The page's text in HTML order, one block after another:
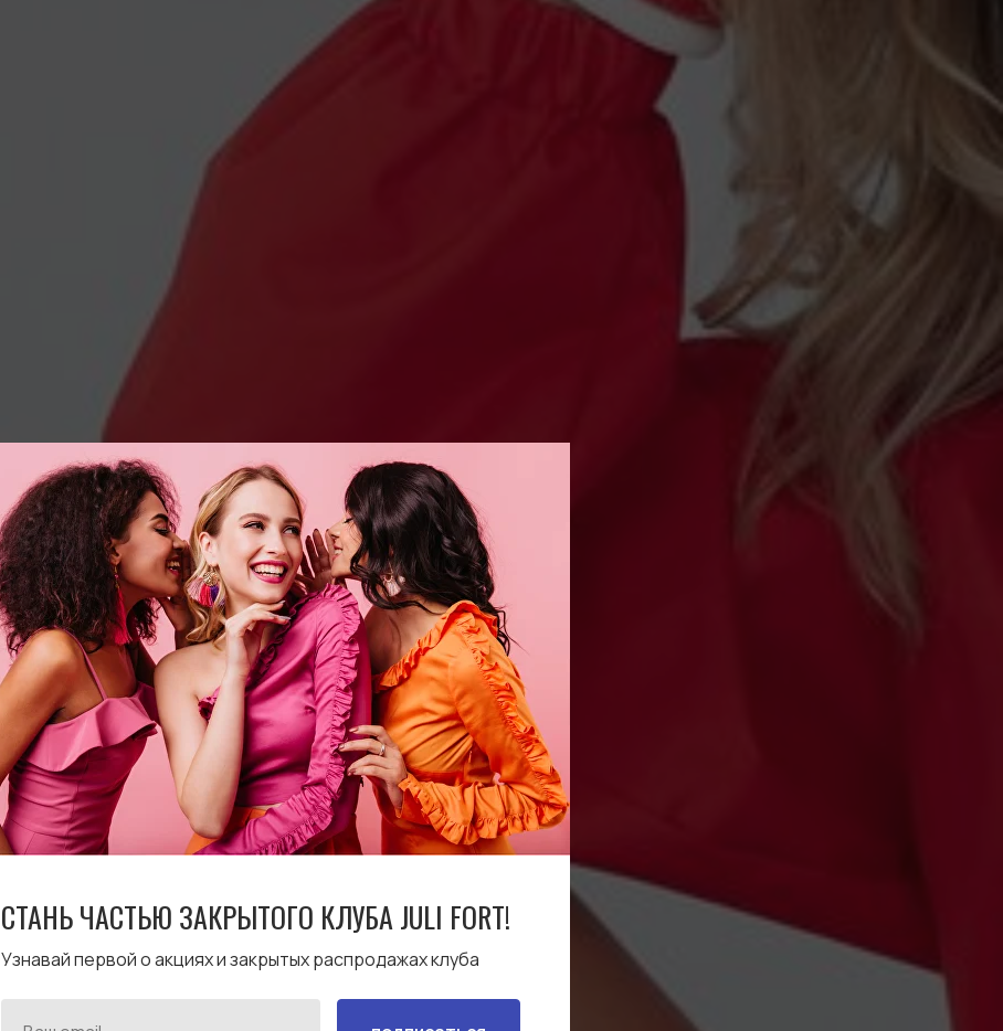
СТАНЬ ЧАСТЬЮ ЗАКРЫТОГО КЛУБА JULI FORT!
Узнавай первой о акциях и закрытых распродажах клуба